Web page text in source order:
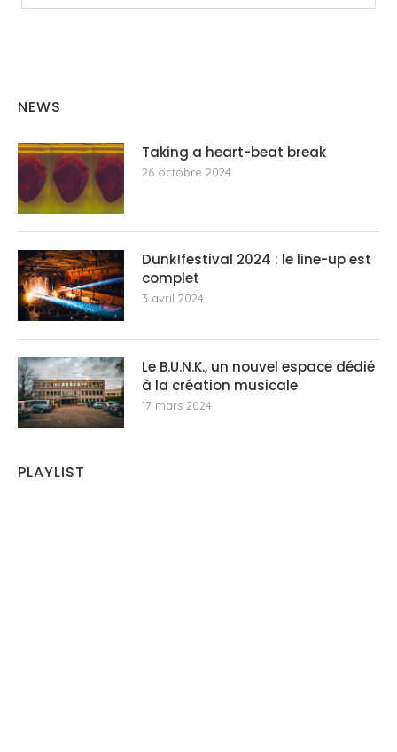
NEWS
Taking a heart-beat break
26 octobre 2024
Dunk!festival 2024 : le line-up est
complet
3 avril 2024
Le B.U.N.K., un nouvel espace dédié
à la création musicale
17 mars 2024
PLAYLIST